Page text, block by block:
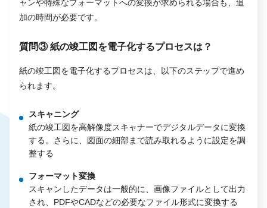
ャンや特殊なフォーマットへの変換が求められる場合も、追
加の時間が必要です。
質問③ 紙の竣工図を電子化するプロセスは？
紙の竣工図を電子化するプロセスは、以下のステップで進め
られます。
スキャニング
紙の竣工図を高解像度スキャナーでデジタルデータに変換
する。さらに、図面の細部まで読み取れるように設定を調
整する
フォーマット変換
スキャンしたデータは一般的に、画像ファイルとして出力
され、PDFやCADなどの必要なファイル形式に変換する